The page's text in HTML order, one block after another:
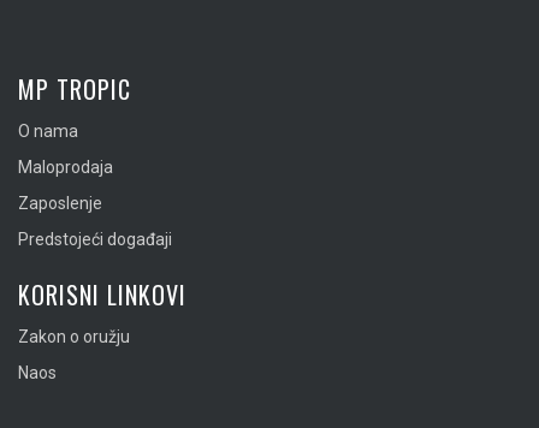
MP TROPIC
O nama
Maloprodaja
Zaposlenje
Predstojeći događaji
KORISNI LINKOVI
Zakon o oružju
Naos